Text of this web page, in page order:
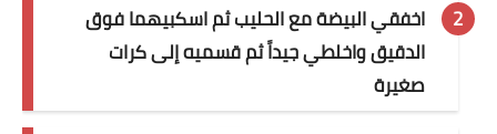
نصائح وفوائد
نصيحة اليوم
اخفقي البيضة مع الحليب ثم اسكبيهما فوق
الدقيق واخلطي جيداً ثم قسميه إلى كرات
صغيرة